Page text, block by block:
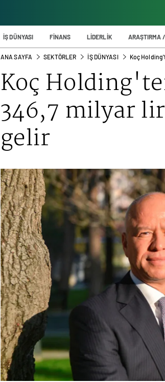
İŞ DÜNYASI FİNANS LİDERLİK ARAŞTIRMA
ANA SAYFA SEKTÖRLER İŞ DÜNYASI Koç
Koç
346,7 milyar
gelir